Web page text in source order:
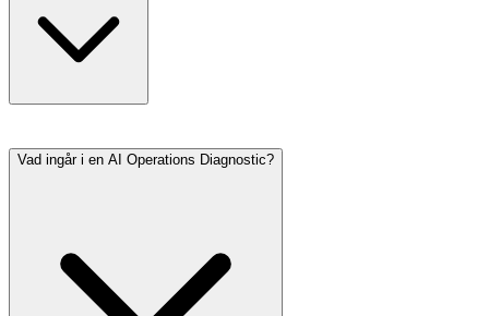
Vad ingår i en AI Operations Diagnostic?